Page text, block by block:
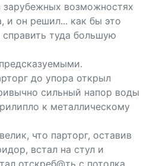
зарубежных возможностях
и он решил... как бы это
справить туда большую
до упора открыл
сильный напор воды
к металлическому
что парторг, оставив
встал на стул и
отскреб@ть с потолка